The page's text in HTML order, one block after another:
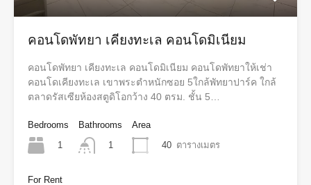
คอนโดพัทยา เคียงทะเล คอนโดมิเนียม
คอนโดพัทยา เคียงทะเล คอนโดมิเนียม คอนโดพัทยาให้เช่า
คอนโดเคียงทะเล เขาพระตำหนักซอย 5ใกล้พัทยาปาร์ค ใกล้
ตลาดรัสเซียห้องสตูดิโอกว้าง 40 ตรม. ชั้น 5…
Bedrooms
1
Bathrooms
1
Area
40 ตารางเมตร
For Rent